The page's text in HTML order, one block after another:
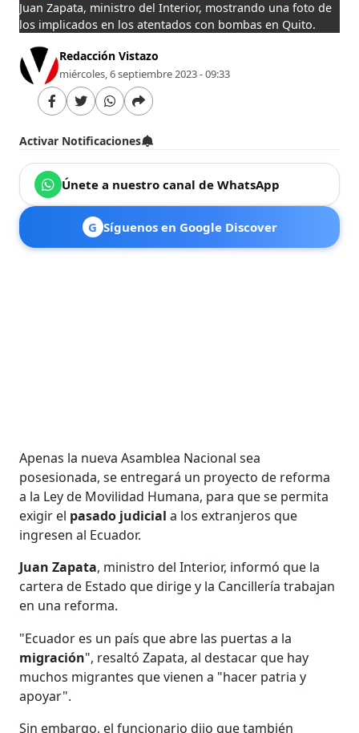
Juan Zapata, ministro del Interior, mostrando una foto de
los implicados en los atentados con bombas en Quito.
Redacción Vistazo
miércoles, 6 septiembre 2023 - 09:33
Activar Notificaciones
Únete a nuestro canal de WhatsApp
G Síguenos en Google Discover
Apenas la nueva Asamblea Nacional sea
posesionada, se entregará un proyecto de reforma
a la Ley de Movilidad Humana, para que se permita
exigir el pasado judiciala los extranjeros que
ingresen al Ecuador.
Juan Zapata, ministro del Interior, informó que la
cartera de Estado que dirige y la Cancillería trabajan
en una reforma.
"Ecuador es un país que abre las puertas a la
migración", resaltó Zapata, al destacar que hay
muchos migrantes que vienen a "hacer patria y
apoyar".
Sin embargo, el funcionario dijo que también